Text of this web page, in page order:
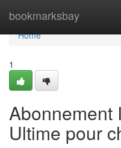
bookmarksbay
Home
Home
1
Abonnement
Ultime pour